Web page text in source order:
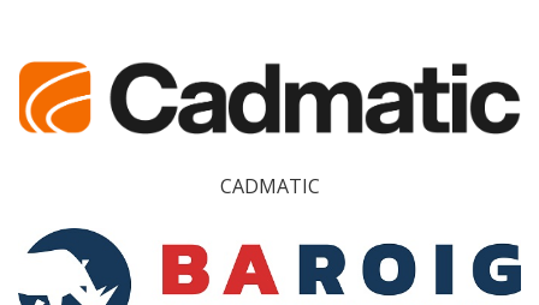
CADMATIC